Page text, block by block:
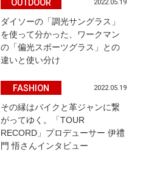
OUTDOOR 2022.05.19
ダイソーの「調光サングラス」
を使って分かった、ワークマン
の「偏光スポーツグラス」との
違いと使い分け
FASHION 2022.05.19
その縁はバイクと革ジャンに繋
がってゆく。「TOUR
RECORD」プロデューサー 伊禮
門 悟さんインタビュー